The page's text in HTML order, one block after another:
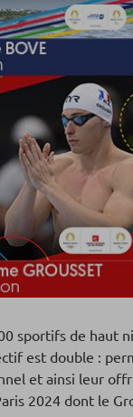
sportifs de haut
est double :
et ainsi leur
2024 dont le